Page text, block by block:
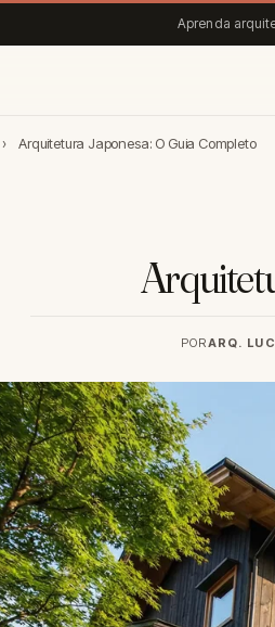
Aprenda
› Arquitetura Japonesa: O Guia Completo
PORARQ.